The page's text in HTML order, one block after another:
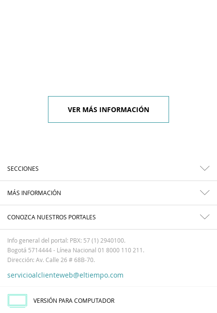
VER MÁS INFORMACIÓN
SECCIONES
MÁS INFORMACIÓN
CONOZCA NUESTROS PORTALES
Info general del portal: PBX: 57 (1) 2940100.
Bogotá 5714444 - Línea Nacional 01 8000 110 211.
Dirección: Av. Calle 26 # 68B-70.
servicioalclienteweb@eltiempo.com
VERSIÓN PARA COMPUTADOR